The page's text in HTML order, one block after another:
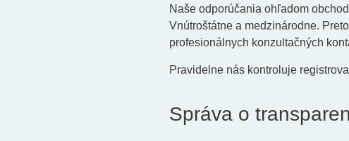
Naše odporúčania ohľadom
Vnútroštátne a medzinárodne.
profesionálnych konzultačných
Pravidelne nás kontroluje
Správa o